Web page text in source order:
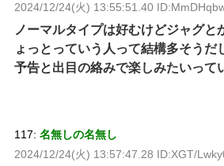
2024/12/24(火) 13:55:51.40
ノーマルタイプは好むけどジャグと
ょっとっていう人って結構多そうだ
予告と出目の絡みで楽しみたいって
117: 名無しの名無し
2024/12/24(火) 13:57:47.28 ID:XGT/